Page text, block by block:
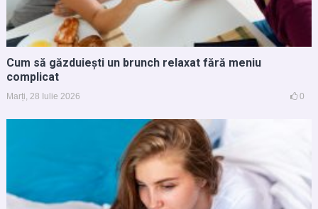
Cum să găzduiești un brunch relaxat fără meniu
complicat
Marți, 28 Iulie 2026 0